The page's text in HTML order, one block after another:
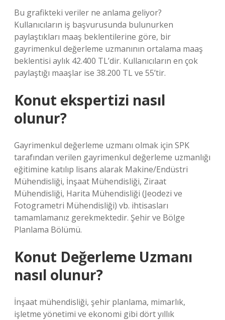
Bu grafikteki veriler ne anlama geliyor?
Kullanıcıların iş başvurusunda bulunurken
paylaştıkları maaş beklentilerine göre, bir
gayrimenkul değerleme uzmanının ortalama maaş
beklentisi aylık 42.400 TL’dir. Kullanıcıların en çok
paylaştığı maaşlar ise 38.200 TL ve 55’tir.
Konut ekspertizi nasıl
olunur?
Gayrimenkul değerleme uzmanı olmak için SPK
tarafından verilen gayrimenkul değerleme uzmanlığı
eğitimine katılıp lisans alarak Makine/Endüstri
Mühendisliği, İnşaat Mühendisliği, Ziraat
Mühendisliği, Harita Mühendisliği (Jeodezi ve
Fotogrametri Mühendisliği) vb. ihtisasları
tamamlamanız gerekmektedir. Şehir ve Bölge
Planlama Bölümü.
Konut Değerleme Uzmanı
nasıl olunur?
İnşaat mühendisliği, şehir planlama, mimarlık,
işletme yönetimi ve ekonomi gibi dört yıllık